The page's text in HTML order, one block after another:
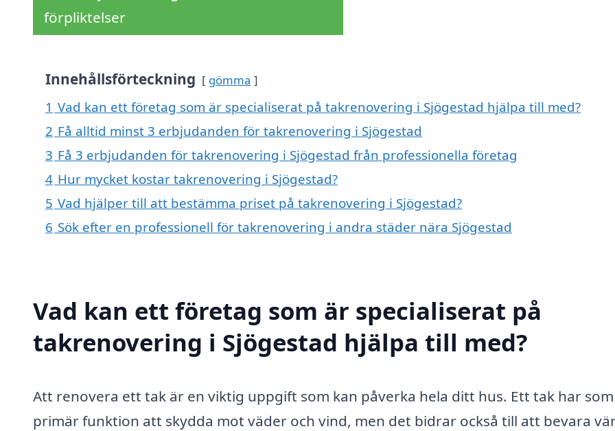
förpliktelser
Innehållsförteckning gömma
1 Vad kan ett företag som är specialiserat på takrenovering i Sjögestad hjälpa till med?
2 Få alltid minst 3 erbjudanden för takrenovering i Sjögestad
3 Få 3 erbjudanden för takrenovering i Sjögestad från professionella företag
4 Hur mycket kostar takrenovering i Sjögestad?
5 Vad hjälper till att bestämma priset på takrenovering i Sjögestad?
6 Sök efter en professionell för takrenovering i andra städer nära Sjögestad
Vad kan ett företag som är specialiserat på
takrenovering i Sjögestad hjälpa till med?
Att renovera ett tak är en viktig uppgift som kan påverka hela ditt hus. Ett tak har som
primär funktion att skydda mot väder och vind, men det bidrar också till att bevara